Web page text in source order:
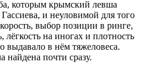
которым крымский левша
и неуловимой для того
выбор позиции в ринге,
лёгкость на иногах и плотность
выдавало в нём тяжеловеса.
найдена почти сразу.